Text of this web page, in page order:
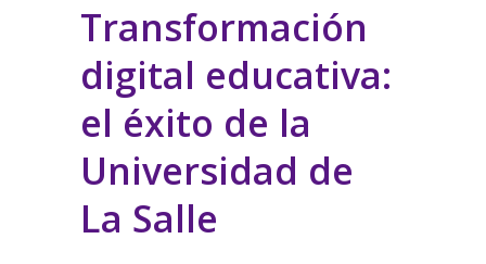
Transformación
digital educativa:
el éxito de la
Universidad de
La Salle